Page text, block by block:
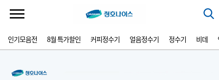
인기모음전 8월 특가할인 커피정수기 얼음정수기 정수기 비데